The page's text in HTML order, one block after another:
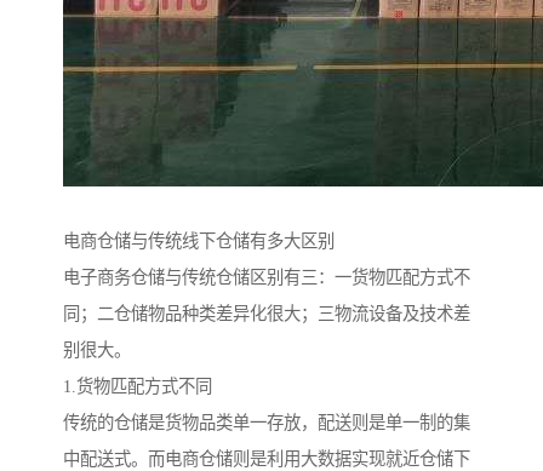
电商仓储与传统线下仓储有多大区别
电子商务仓储与传统仓储区别有三：一货物匹配方式不
同；二仓储物品种类差异化很大；三物流设备及技术差
别很大。
1.货物匹配方式不同
传统的仓储是货物品类单一存放，配送则是单一制的集
中配送式。而电商仓储则是利用大数据实现就近仓储下